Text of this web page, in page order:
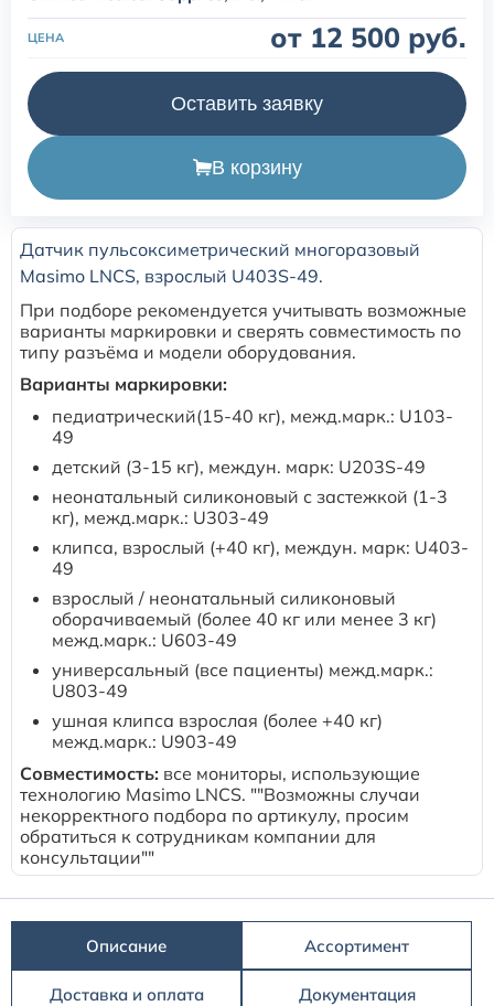
ЦЕНА от 12 500 руб.
Оставить заявку
В корзину
Датчик пульсоксиметрический многоразовый
Masimo LNCS, взрослый U403S-49.
При подборе рекомендуется учитывать возможные
варианты маркировки и сверять совместимость по
типу разъёма и модели оборудования.
Варианты маркировки:
педиатрический(15-40 кг), межд.марк.: U103-
49
детский (3-15 кг), междун. марк: U203S-49
неонатальный силиконовый с застежкой (1-3
кг), межд.марк.: U303-49
клипса, взрослый (+40 кг), междун. марк: U403-
49
взрослый / неонатальный силиконовый
оборачиваемый (более 40 кг или менее 3 кг)
межд.марк.: U603-49
универсальный (все пациенты) межд.марк.:
U803-49
ушная клипса взрослая (более +40 кг)
межд.марк.: U903-49
Совместимость: все мониторы, использующие
технологию Masimo LNCS. ""Возможны случаи
некорректного подбора по артикулу, просим
обратиться к сотрудникам компании для
консультации""
Описание Ассортимент
Доставка и оплата Документация
Расходные материалы для транскутанного монитора
Sentec
Расходные материалы к аппарату Авента-М
Расходные материалы к аппаратам ИВЛ Hamilton
Расходные материалы к аппаратам ИВЛ Mindray
Расходные материалы к аппаратам ИВЛ Drager
Расходные материалы к аппаратам Comen
Расходные материалы для ИВЛ Puritan Bennett
Расходные материалы к аппаратам Philips